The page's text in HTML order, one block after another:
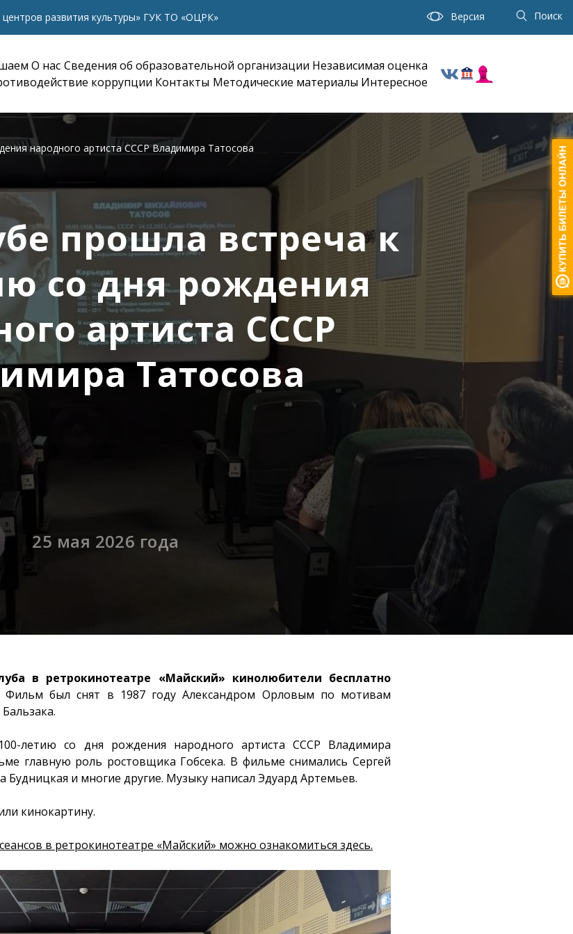
развития культуры» ГУК ТО «ОЦРК» Версия Поиск
О нас Сведения об образовательной организации Независимая оценка
коррупции Контакты Методические материалы Интересное
народного артиста СССР Владимира Татосова
25 мая 2026 года
прошла встреча к
со дня рождения
артиста СССР
Татосова
в ретрокинотеатре «Майский» кинолюбители бесплатно
был снят в 1987 году Александром Орловым по мотивам
летию со дня рождения народного артиста СССР Владимира
главную роль ростовщика Гобсека. В фильме снимались Сергей
Будницкая и многие другие. Музыку написал Эдуард Артемьев.
кинокартину.
в ретрокинотеатре «Майский» можно ознакомиться здесь.